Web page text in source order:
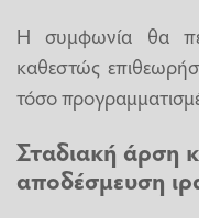
Η συμφωνία θα
καθεστώς
τόσο
Σταδιακή άρση
αποδέσμευση